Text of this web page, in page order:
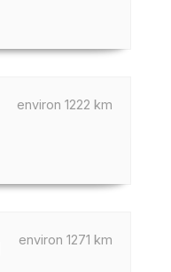
environ 1222 km
environ 1271 km